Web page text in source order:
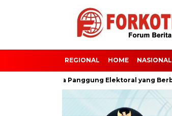
REGIONAL HOME NASIONAL
Dua Panggung Elektoral yang Berbeda